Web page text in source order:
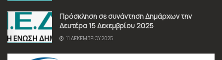
Πρόσκληση σε συνάντηση Δημάρχων την
Δευτέρα 15 Δεκεμβρίου 2025
11 ΔΕΚΕΜΒΡΊΟΥ 2025